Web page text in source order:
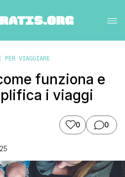
PER VIAGGIARE
funziona e
i viaggi
0 0